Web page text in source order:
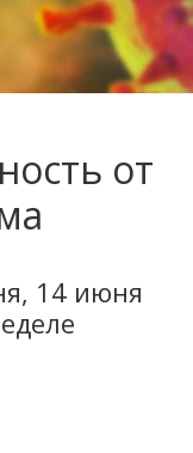
от
14 июня